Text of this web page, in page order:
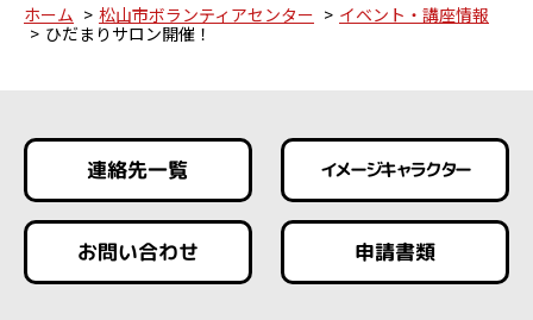
ホーム 松山市ボランティアセンター
イベント・講座情報
ひだまりサロン開催！
連絡先一覧 イメージキャラクター
お問い合わせ 申請書類